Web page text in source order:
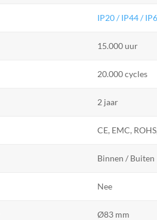
IP20 / IP44 /
15.000 uur
20.000 cycles
2 jaar
CE, EMC,
Binnen / Buiten
Nee
Ø83 mm